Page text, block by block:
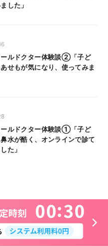
した」
ールドクター体験談②「子ど
せもが気になり、使ってみま
ールドクター体験談①「子ど
水が酷く、オンラインで診て
た」
00 30